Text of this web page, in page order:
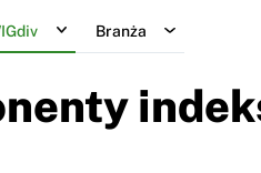
Branża